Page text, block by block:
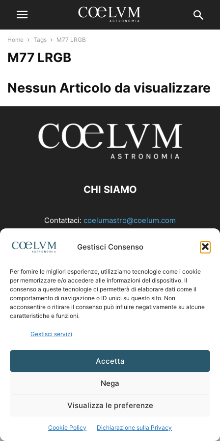
Gestisci Consenso
Per fornire le migliori esperienze, utilizziamo tecnologie come i cookie
per memorizzare e/o accedere alle informazioni del dispositivo. Il
consenso a queste tecnologie ci permetterà di elaborare dati come il
comportamento di navigazione o ID unici su questo sito. Non
acconsentire o ritirare il consenso può influire negativamente su alcune
caratteristiche e funzioni.
Gestisci servizi
Accetta
Nega
Visualizza le preferenze
Cookie Policy Dichiarazione sulla Privacy
Home Tags M77 LRGB
M77 LRGB
Nessun Articolo da visualizzare
CHI SIAMO
Contattaci: coelumastro@coelum.com
SEGUICI